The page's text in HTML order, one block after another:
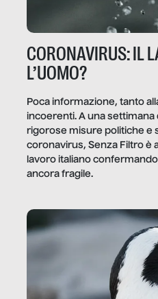
CORONAVIRUS: IL
L’UOMO?
Poca informazione, tanto
incoerenti. A una settimana
rigorose misure politiche e
coronavirus, Senza Filtro è
lavoro italiano
ancora fragile.